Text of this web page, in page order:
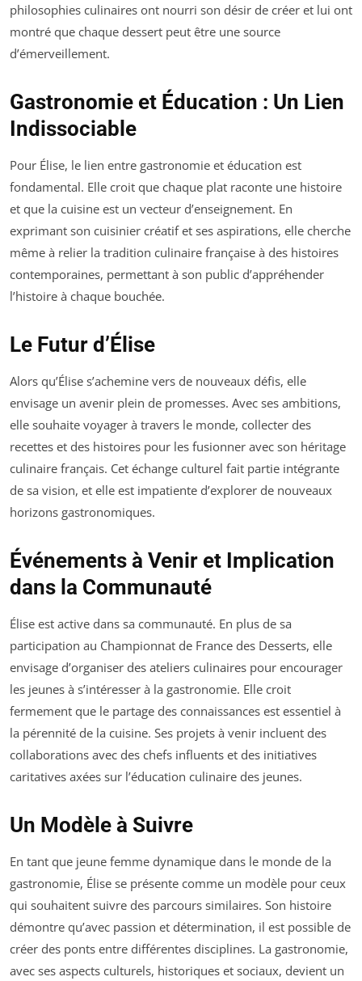
philosophies culinaires ont nourri son désir de créer et lui ont
montré que chaque dessert peut être une source
d’émerveillement.
Gastronomie et Éducation : Un Lien
Indissociable
Pour Élise, le lien entre gastronomie et éducation est
fondamental. Elle croit que chaque plat raconte une histoire
et que la cuisine est un vecteur d’enseignement. En
exprimant son cuisinier créatif et ses aspirations, elle cherche
même à relier la tradition culinaire française à des histoires
contemporaines, permettant à son public d’appréhender
l’histoire à chaque bouchée.
Le Futur d’Élise
Alors qu’Élise s’achemine vers de nouveaux défis, elle
envisage un avenir plein de promesses. Avec ses ambitions,
elle souhaite voyager à travers le monde, collecter des
recettes et des histoires pour les fusionner avec son héritage
culinaire français. Cet échange culturel fait partie intégrante
de sa vision, et elle est impatiente d’explorer de nouveaux
horizons gastronomiques.
Événements à Venir et Implication
dans la Communauté
Élise est active dans sa communauté. En plus de sa
participation au Championnat de France des Desserts, elle
envisage d’organiser des ateliers culinaires pour encourager
les jeunes à s’intéresser à la gastronomie. Elle croit
fermement que le partage des connaissances est essentiel à
la pérennité de la cuisine. Ses projets à venir incluent des
collaborations avec des chefs influents et des initiatives
caritatives axées sur l’éducation culinaire des jeunes.
Un Modèle à Suivre
En tant que jeune femme dynamique dans le monde de la
gastronomie, Élise se présente comme un modèle pour ceux
qui souhaitent suivre des parcours similaires. Son histoire
démontre qu’avec passion et détermination, il est possible de
créer des ponts entre différentes disciplines. La gastronomie,
avec ses aspects culturels, historiques et sociaux, devient un